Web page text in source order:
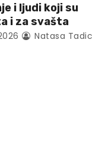
i ljudi koji su
i za svašta
Natasa Tadic